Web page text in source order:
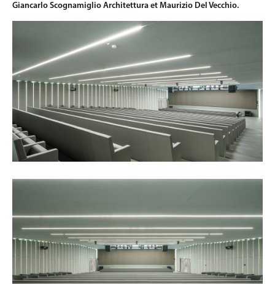
Giancarlo Scognamiglio Architettura et Maurizio Del Vecchio.